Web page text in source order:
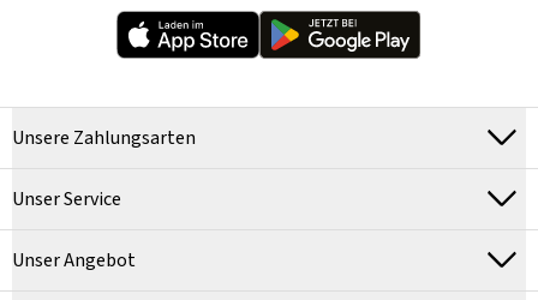
Unsere Zahlungsarten
Unser Service
Unser Angebot